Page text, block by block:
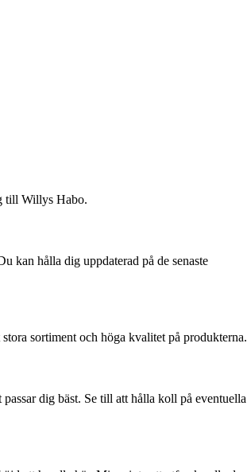
till Willys Habo.
kan hålla dig uppdaterad på de senaste
sortiment och höga kvalitet på produkterna.
dig bäst. Se till att hålla koll på eventuella